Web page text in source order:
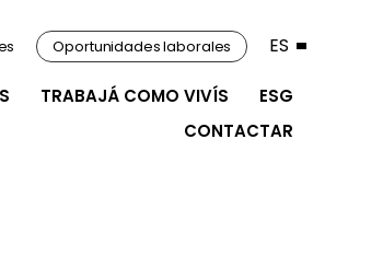
TRABAJÁ COMO VIVÍS
ESG
CONTACTAR
Oportunidades laborales ES